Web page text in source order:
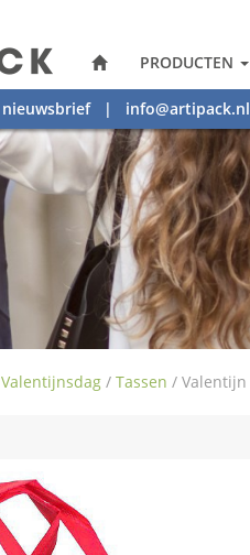
PRODUCTEN
nieuwsbrief| info@artipack.nl
Valentijnsdag / Tassen / Valentijn